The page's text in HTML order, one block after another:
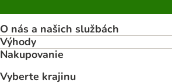
O nás a našich službách
Výhody
Nakupovanie
Vyberte krajinu